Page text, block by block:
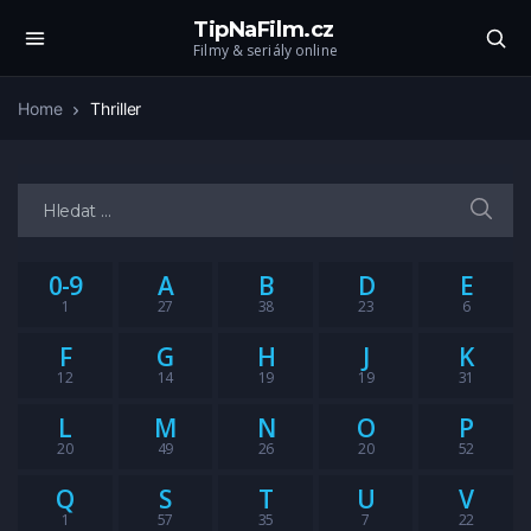
TipNaFilm.cz
Filmy & seriály online
Home Thriller
Hledat:
0-9
1
A
27
B
38
D
23
E
6
F
12
G
14
H
19
J
19
K
31
L
20
M
49
N
26
O
20
P
52
Q
1
S
57
T
35
U
7
V
22